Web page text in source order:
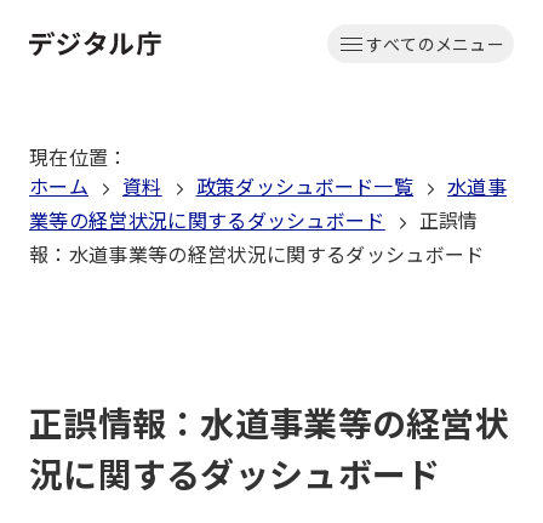
文
動
すべてのメニュー
現在位置 ：
ホーム
資料 政策ダッシュボード一覧
水道事
業等の経営状況に関するダッシュボード
正誤情
報：水道事業等の経営状況に関するダッシュボード
正誤情報：水道事業等の経営状
況に関するダッシュボード